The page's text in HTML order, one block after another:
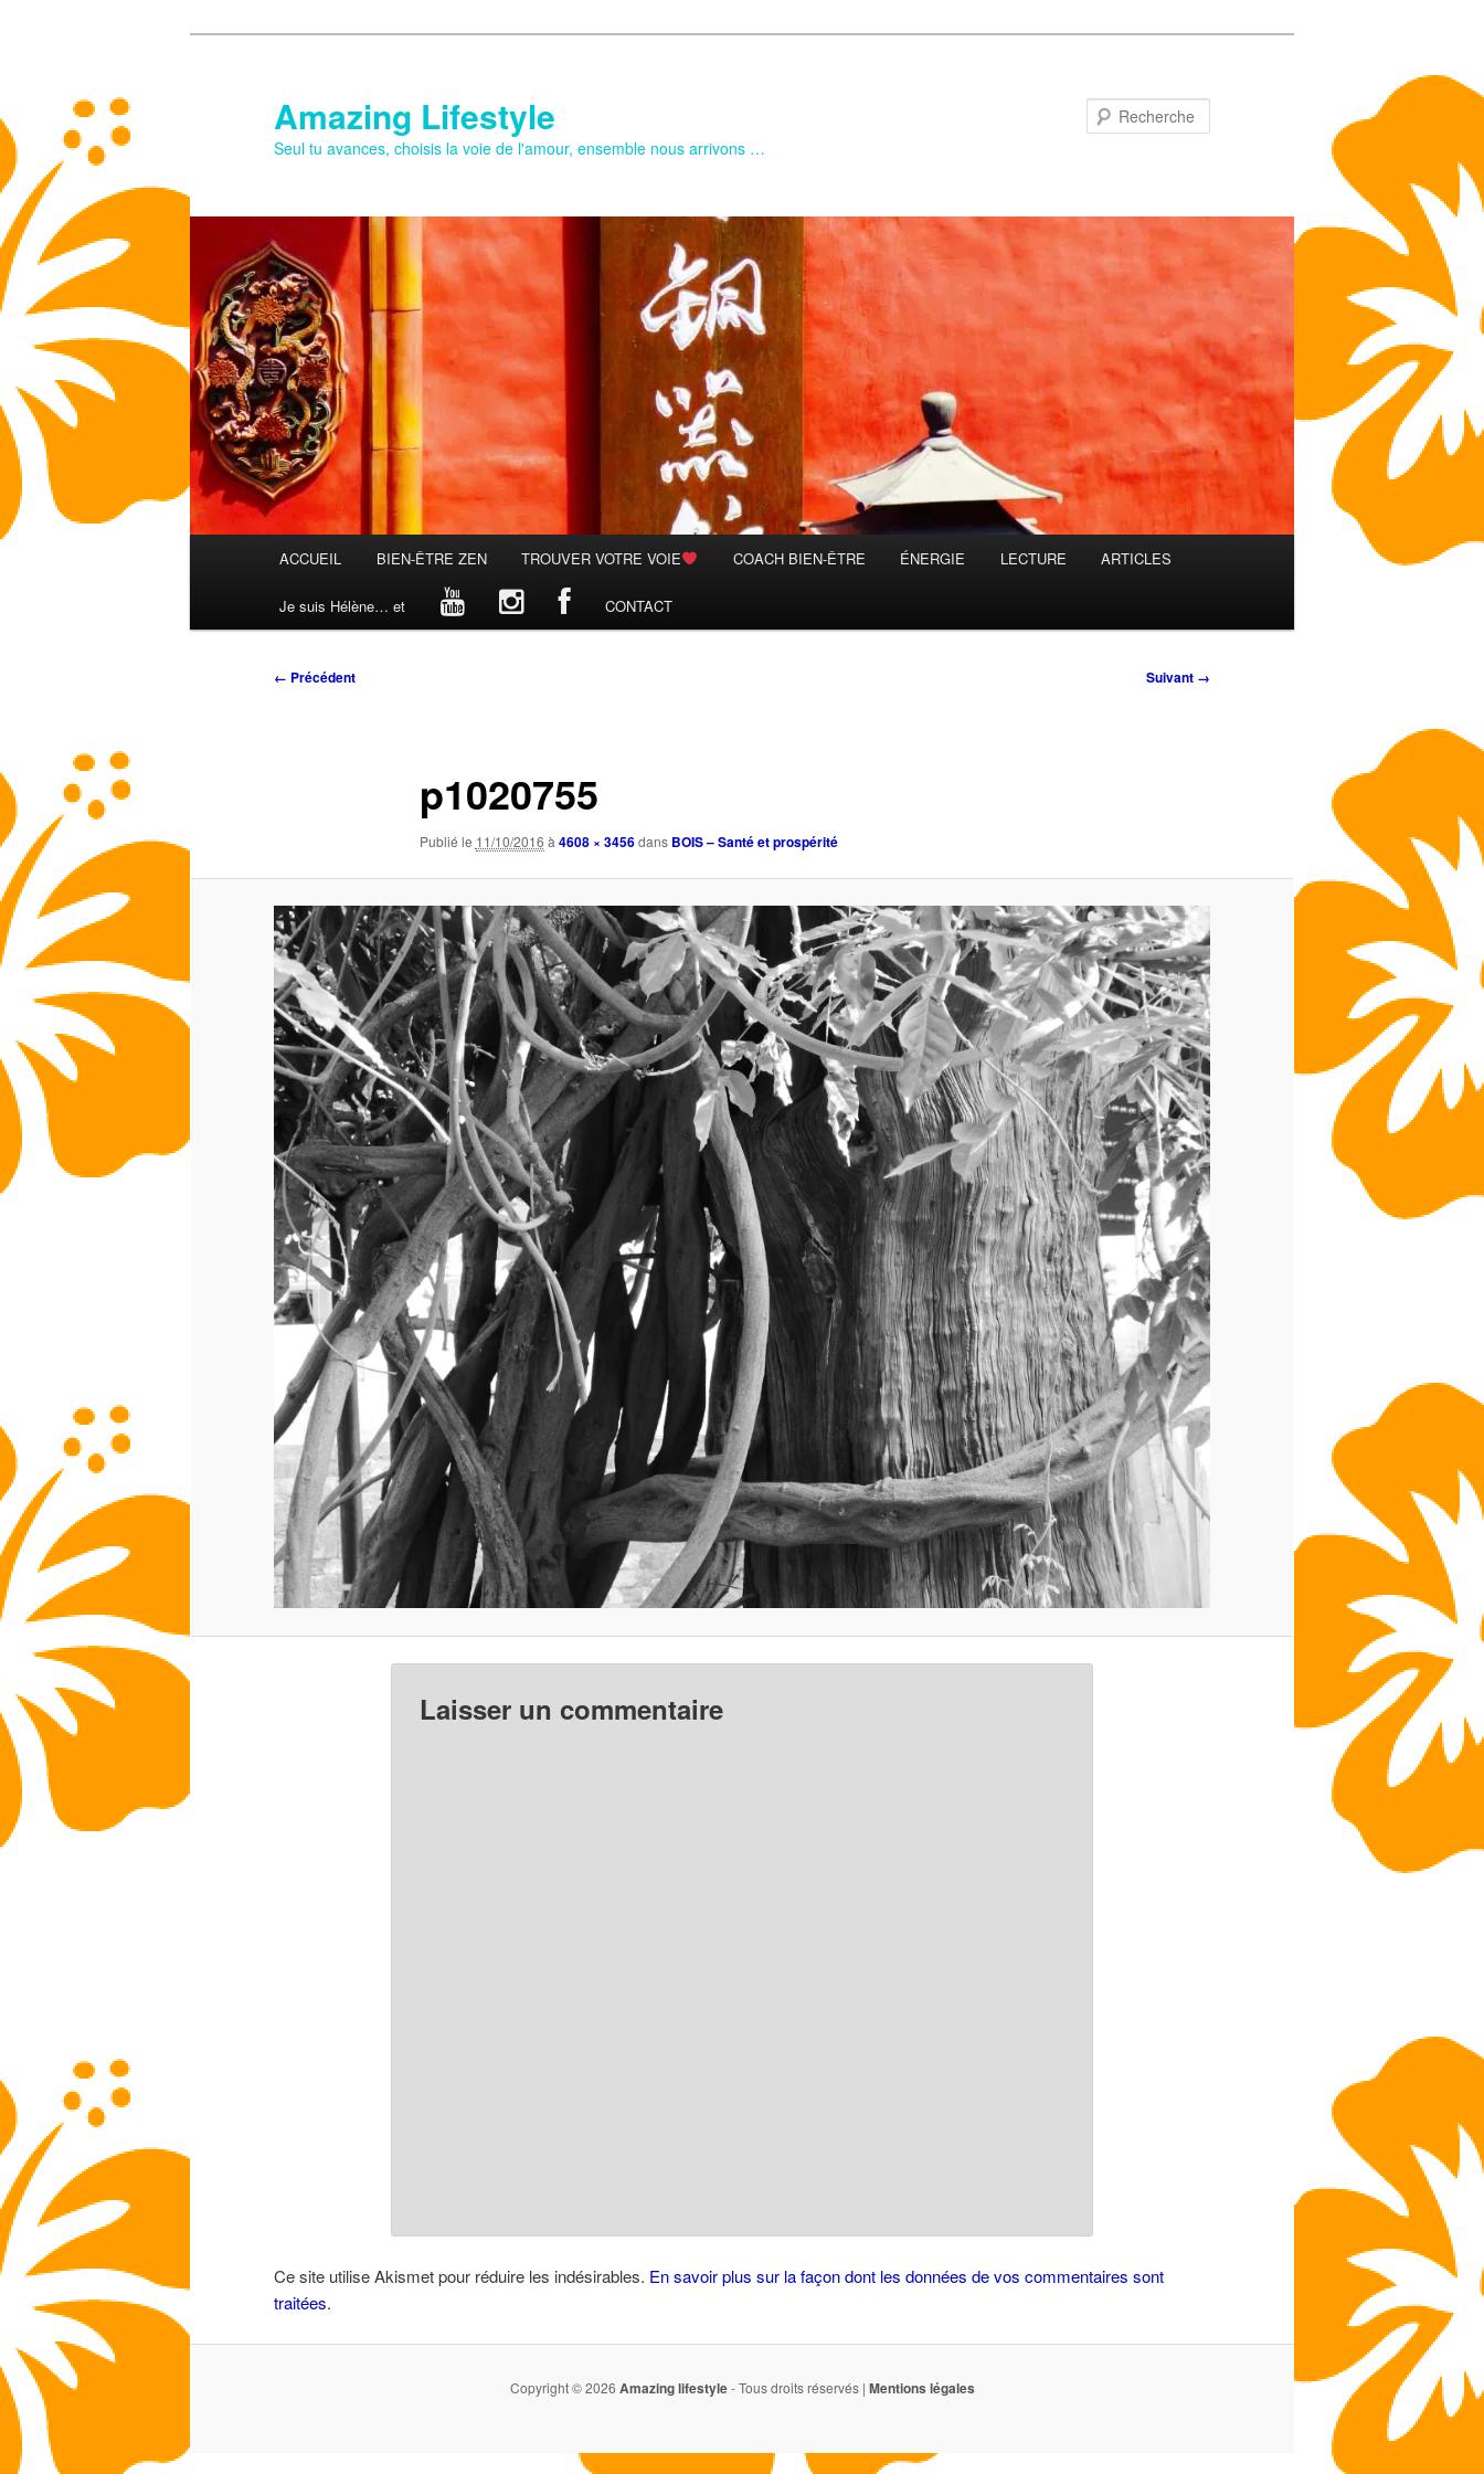
contenu
principal
Amazing Lifestyle
Seul tu avances, choisis la voie de l'amour, ensemble nous arrivons …
ACCUEIL BIEN-ÊTRE ZEN TROUVER VOTRE VOIE COACH BIEN-ÊTRE ÉNERGIE LECTURE ARTICLES
Je suis Hélène… et CONTACT
Navigation
← Précédent Suivant →
p1020755
Publié le 11/10/2016 à 4608 × 3456dans BOIS – Santé et prospérité
Laisser un commentaire
Ce site utilise Akismet pour réduire les indésirables. En savoir plus sur la façon dont les données de vos commentaires sont
traitées.
Copyright © 2026 Amazing lifestyle- Tous droits réservés | Mentions légales